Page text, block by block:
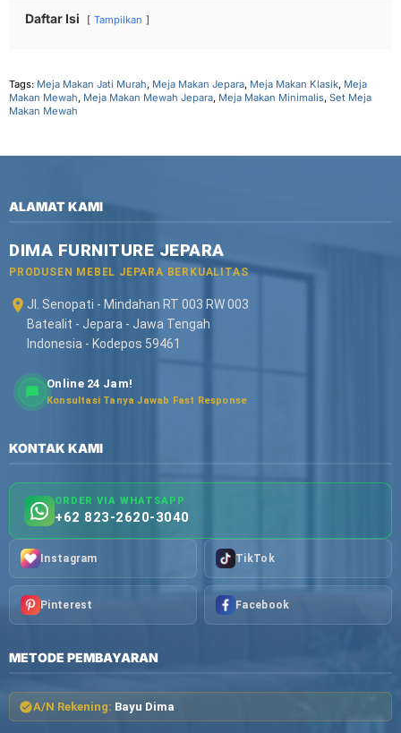
Daftar Isi Tampilkan
Tags: Meja Makan Jati Murah, Meja Makan Jepara, Meja Makan Klasik, Meja
Makan Mewah, Meja Makan Mewah Jepara, Meja Makan Minimalis, Set Meja
Makan Mewah
ALAMAT KAMI
DIMA FURNITURE JEPARA
PRODUSEN MEBEL JEPARA BERKUALITAS
Jl. Senopati - Mindahan RT 003 RW 003
Batealit - Jepara - Jawa Tengah
Indonesia - Kodepos 59461
Online 24 Jam!
Konsultasi Tanya Jawab Fast Response
KONTAK KAMI
ORDER VIA WHATSAPP
+62 823-2620-3040
Instagram TikTok
Pinterest Facebook
METODE PEMBAYARAN
A/N Rekening: Bayu Dima